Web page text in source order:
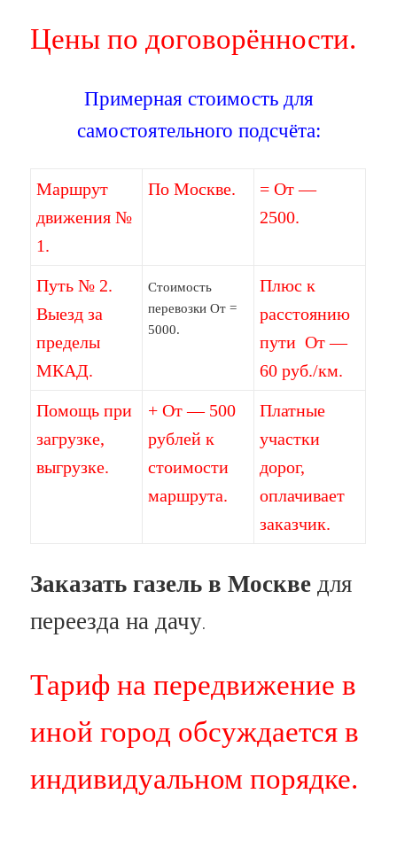
Цены по договорённости.
Примерная стоимость для
самостоятельного подсчёта:
Маршрут
движения №
1.
По Москве.
= От —
2500.
Путь № 2.
Выезд за
пределы
МКАД.
Стоимость
перевозки От =
5000.
Плюс к
расстоянию
пути От —
60 руб./км.
Помощь при
загрузке,
выгрузке.
+ От — 500
рублей к
стоимости
маршрута.
Платные
участки
дорог,
оплачивает
заказчик.
Заказать газель в Москве для
переезда на дачу.
Тариф на передвижение в
иной город обсуждается в
индивидуальном порядке.